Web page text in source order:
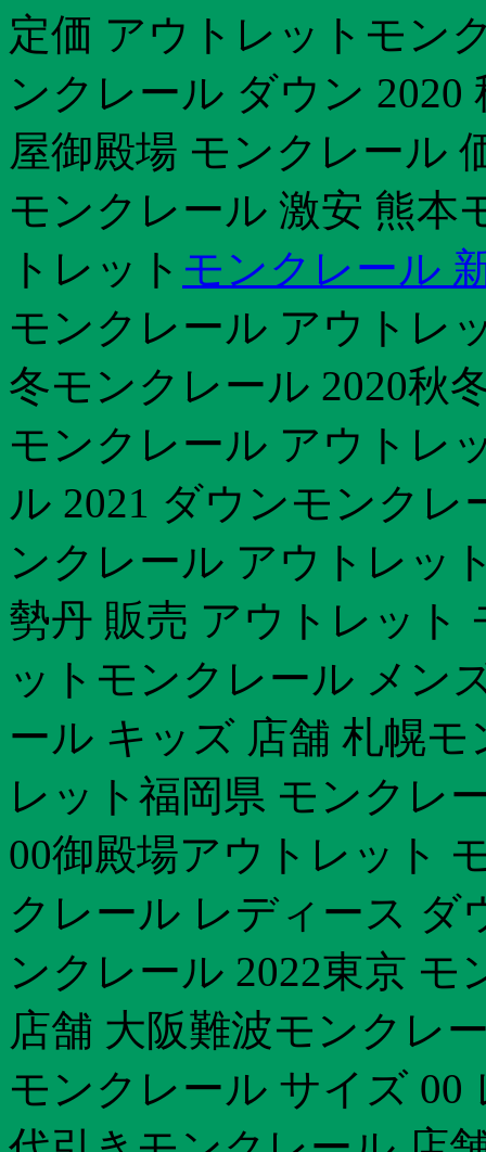
定価 アウトレットモン
ンクレール ダウン
屋御殿場 モンクレール
モンクレール 激安 熊本
トレット モンクレール
モンクレール アウトレ
冬モンクレール 2020秋
モンクレール アウトレ
ル 2021 ダウンモンク
ンクレール アウトレッ
勢丹 販売 アウトレット
ットモンクレール メン
ール キッズ 店舗 札幌
レット福岡県 モンクレ
00御殿場アウトレット
クレール レディース ダ
ンクレール 2022東京
店舗 大阪難波モンクレ
モンクレール サイズ